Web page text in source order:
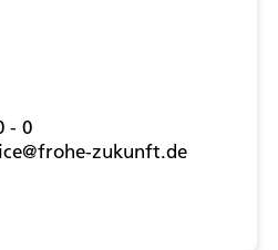
- 0
zukunft.de